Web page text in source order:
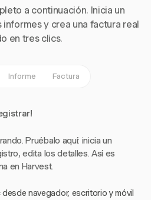
a continuación. Inicia un
y crea una factura real
en tres clics.
Informe Factura
Pruébalo aquí: inicia un
edita los detalles. Así es
en Harvest.
navegador, escritorio y móvil